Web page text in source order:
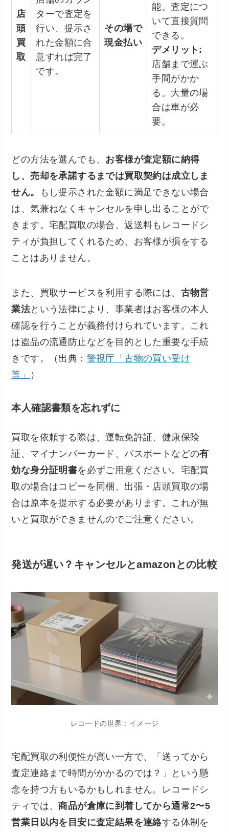
店
頭
買
取
ターで査定を
行い、提示さ
れた金額に合
意すれば完了
です。
その場で
現金払い
能。査定につ
いて直接質問
できる。
デメリット:
店舗まで運ぶ
手間がかか
る。大量の場
合は車が必
要。
どの方法を選んでも、 お客様が査定額に納得
し、売却を承諾するまでは買取契約は成立しま
せん。
もし提示された金額に満足できない場合
は、気兼ねなくキャンセルを申し出ることがで
きます。宅配買取の場合、返送料もレコードシ
ティが負担してくれるため、お客様が損をする
ことはありません。
また、買取サービスを利用する際には、 古物営
業法という法律により、事業者はお客様の本人
確認を行うことが義務付けられています。これ
は盗品の流通防止などを目的とした重要な手続
きです。（出典： 警視庁「古物の買い受け
等」
）
本人確認書類を忘れずに
買取を依頼する際は、運転免許証、健康保険
証、マイナンバーカード、パスポートなどの有
効な身分証明書を必ずご用意ください。宅配買
取の場合はコピーを同梱、出張・店頭買取の場
合は原本を提示する必要があります。これが無
いと買取ができませんのでご注意ください。
発送が遅い？キャンセルとamazonとの比較
レコードの世界：イメージ
宅配買取の利便性が高い一方で、「送ってから
査定連絡まで時間がかかるのでは？」という懸
念を持つ方もいるかもしれません。レコードシ
ティでは、商品が倉庫に到着してから通常2〜5
営業日以内を目安に査定結果を連絡する体制を